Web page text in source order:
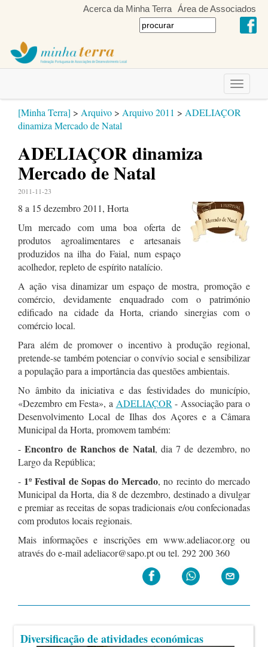
Acerca da Minha Terra Área de Associados
Toggle
[Minha Terra] > Arquivo > Arquivo 2011 > ADELIAÇOR
dinamiza Mercado de Natal
ADELIAÇOR dinamiza
Mercado de Natal
2011-11-23
8 a 15 dezembro 2011, Horta
Um mercado com uma boa oferta de
produtos agroalimentares e artesanais
produzidos na ilha do Faial, num espaço
acolhedor, repleto de espírito natalício.
A ação visa dinamizar um espaço de mostra, promoção e
comércio, devidamente enquadrado com o património
edificado na cidade da Horta, criando sinergias com o
comércio local.
Para além de promover o incentivo à produção regional,
pretende-se também potenciar o convívio social e sensibilizar
a população para a importância das questões ambientais.
No âmbito da iniciativa e das festividades do município,
«Dezembro em Festa», a ADELIAÇOR - Associação para o
Desenvolvimento Local de Ilhas dos Açores e a Câmara
Municipal da Horta, promovem também:
-Encontro de Ranchos de Natal, dia 7 de dezembro, no
Largo da República;
- 1º Festival de Sopas do Mercado, no recinto do mercado
Municipal da Horta, dia 8 de dezembro, destinado a divulgar
e premiar as receitas de sopas tradicionais e/ou confecionadas
com produtos locais regionais.
Mais informações e inscrições em www.adeliacor.org ou
através do e-mail adeliacor@sapo.pt ou tel. 292 200 360
Diversificação de atividades económicas